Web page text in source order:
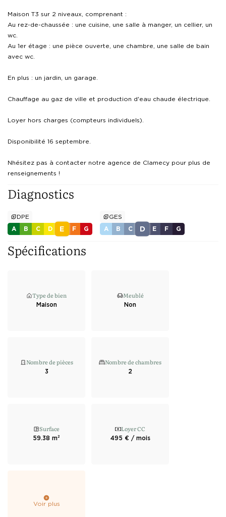
Maison T3 sur 2 niveaux, comprenant :
Au rez-de-chaussée : une cuisine, une salle à manger, un cellier, un
wc.
Au 1er étage : une pièce ouverte, une chambre, une salle de bain
avec wc.
En plus : un jardin, un garage.
Chauffage au gaz de ville et production d'eau chaude électrique.
Loyer hors charges (compteurs individuels).
Disponibilité 16 septembre.
Nhésitez pas à contacter notre agence de Clamecy pour plus de
renseignements !
Diagnostics
DPE
A B C D E F G
GES
A B C D E F G
Spécifications
Type de bien
Maison
Meublé
Non
Nombre de pièces
3
Nombre de chambres
2
Surface
59.38 m²
Loyer CC
495 € / mois
Voir plus